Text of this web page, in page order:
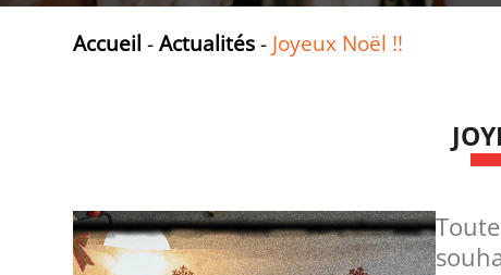
Accueil -Actualités- Joyeux Noël !!